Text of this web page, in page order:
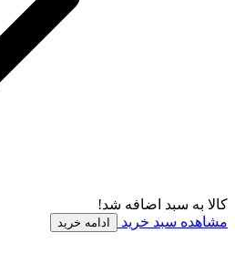
کالا به سبد اضافه شد!
مشاهده سبد خرید
ادامه خرید